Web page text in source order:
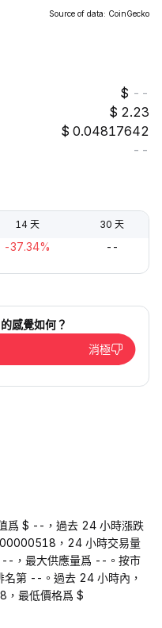
Source of data: CoinGecko
--
2.23
0.04817642
--
14 天 30 天
-37.34% --
感覺如何？
消極
爲 $ --，過去 24 小時漲跌
，24 小時交易量
--，最大供應量爲 --。按市
名第 --。過去 24 小時內，
，最低價格爲 $